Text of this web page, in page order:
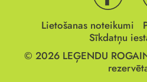
Lietošanas noteikumi
Sīkdatņu
© 2026 LEĢENDU